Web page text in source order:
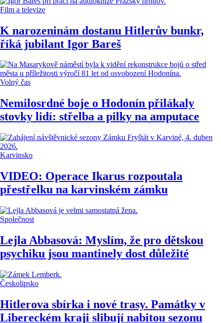
Film a televize
K narozeninám dostanu Hitlerův bunkr,
říká jubilant Igor Bareš
Volný čas
Nemilosrdné boje o Hodonín přilákaly
stovky lidí: střelba a pilky na amputace
Karvinsko
VIDEO: Operace Ikarus rozpoutala
přestřelku na karvinském zámku
Společnost
Lejla Abbasová: Myslím, že pro dětskou
psychiku jsou mantinely dost důležité
Českolipsko
Hitlerova sbírka i nové trasy. Památky v
Libereckém kraji slibují nabitou sezonu